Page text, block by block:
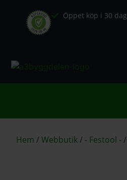
Öppet köp i 30
Hem /Webbutik/ - Festool -/